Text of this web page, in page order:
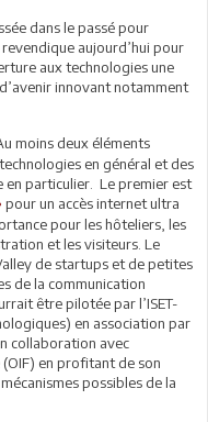
dans le passé pour
aujourd’hui pour
aux technologies une
innovant notamment
moins deux éléments
en général et des
en particulier. Le premier est
pour un accès internet ultra
pour les hôteliers, les
et les visiteurs. Le
de startups et de petites
de la communication
être pilotée par l’ISET-
en association par
collaboration avec
en profitant de son
possibles de la